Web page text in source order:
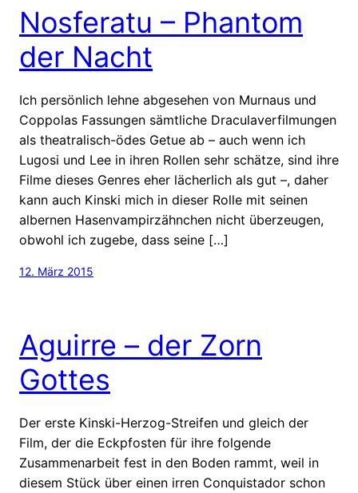
Nosferatu – Phantom
der Nacht
Ich persönlich lehne abgesehen von Murnaus und
Coppolas Fassungen sämtliche Draculaverfilmungen
als theatralisch-ödes Getue ab – auch wenn ich
Lugosi und Lee in ihren Rollen sehr schätze, sind ihre
Filme dieses Genres eher lächerlich als gut –, daher
kann auch Kinski mich in dieser Rolle mit seinen
albernen Hasenvampirzähnchen nicht überzeugen,
obwohl ich zugebe, dass seine […]
12. März 2015
Aguirre – der Zorn
Gottes
Der erste Kinski-Herzog-Streifen und gleich der
Film, der die Eckpfosten für ihre folgende
Zusammenarbeit fest in den Boden rammt, weil in
diesem Stück über einen irren Conquistador schon